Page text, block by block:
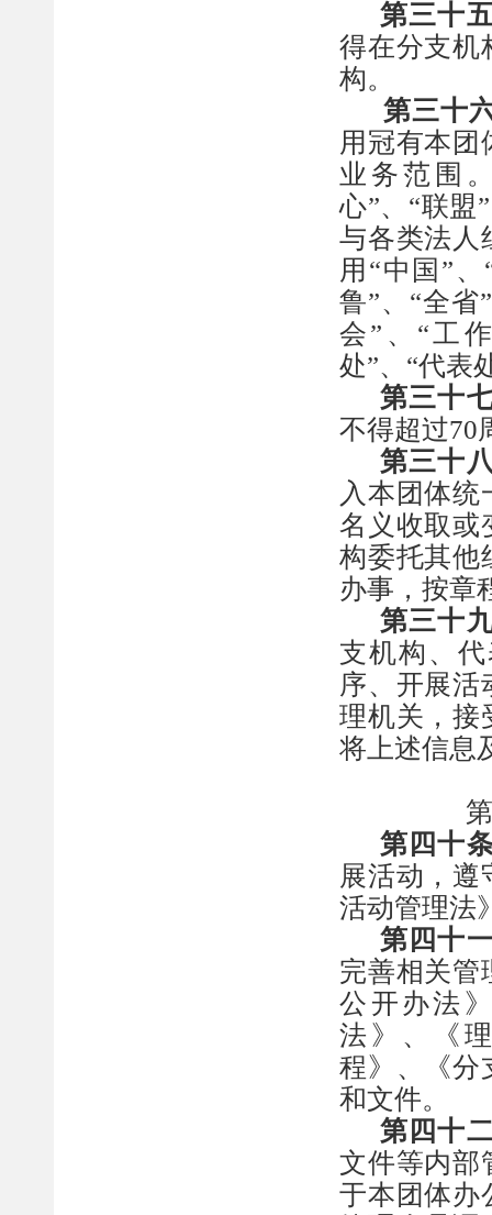
第三十
得在分支机
构。
第三十
用冠有本团
业务范围
心”、“联盟
与各类法人
用 “中国”
鲁”、 “全省
会”、“工
处”、“代表
第三十
不得超过70
第三十
入本团体
名义收取或
构委托其他
办事，按章
第三十
支机构、
序、开展活
理机关，接
将上述信息
第 四十
展活动 ， 遵
活动管理法
第 四十
完善相关管
公开办法
法》、《
程》、《分
和文件。
第 四十
文件等内部
于本 团体办